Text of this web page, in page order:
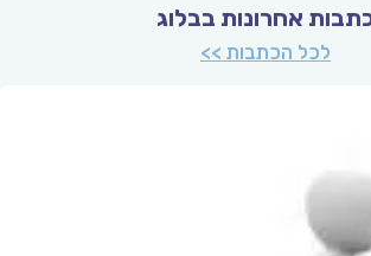
אחרונות בבלוג
לכל הכתבות >>